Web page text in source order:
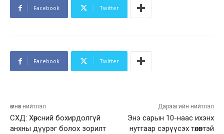
Facebook Twitter
Facebook Twitter
өмнөх нийтлэл
СХД: Хөрсний бохирдолгүй
анхны дүүрэг болох зорилт
Дараагийн нийтлэл
Энэ сарын 10-наас ихэнх
нутгаар сэрүүсэх төлөвтэй